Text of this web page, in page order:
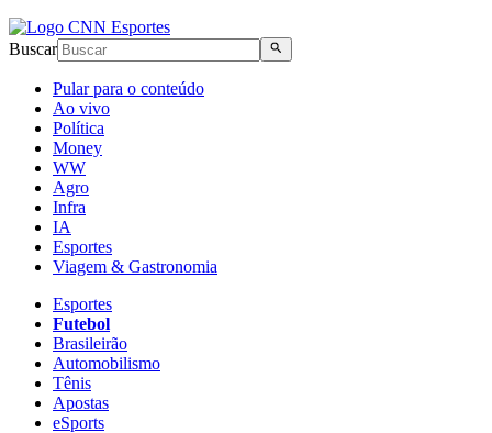
Buscar
Pular para o conteúdo
Ao vivo
Política
Money
WW
Agro
Infra
IA
Esportes
Viagem & Gastronomia
Esportes
Futebol
Brasileirão
Automobilismo
Tênis
Apostas
eSports